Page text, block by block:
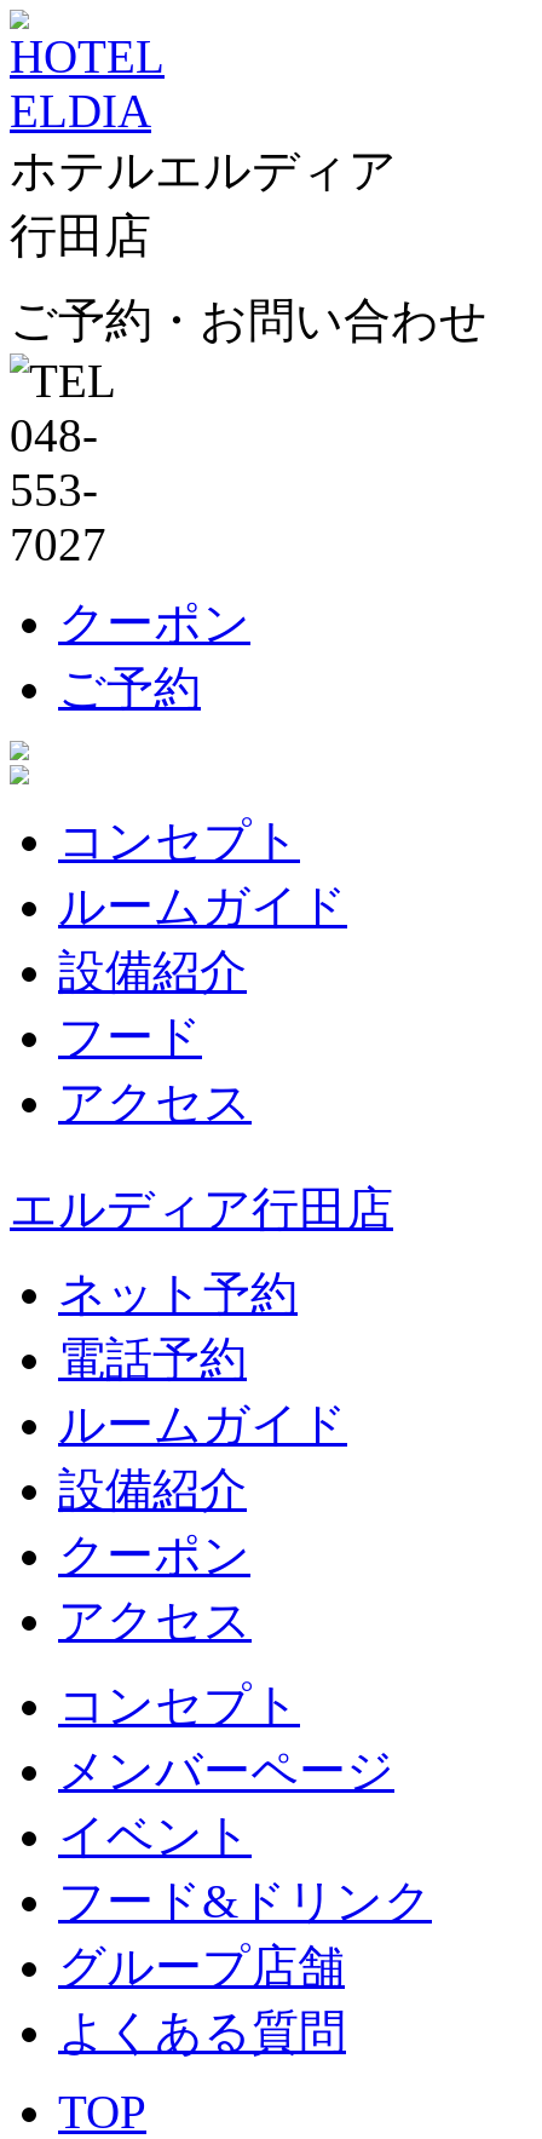
ホテルエルディア
行田店
ご予約・お問い合わせ
クーポン
ご予約
コンセプト
ルームガイド
設備紹介
フード
アクセス
エルディア行田店
ネット予約
電話予約
ルームガイド
設備紹介
クーポン
アクセス
コンセプト
メンバーページ
イベント
フード&ドリンク
グループ店舗
よくある質問
TOP